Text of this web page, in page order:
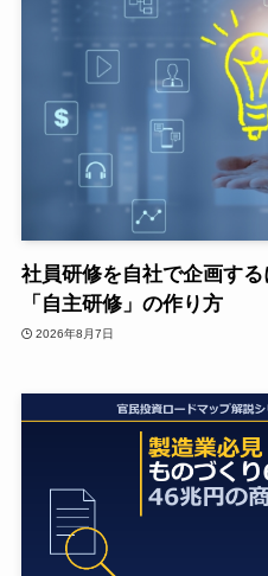
社員研修を自社で企画す
「自主研修」の作り方
2026年8月7日